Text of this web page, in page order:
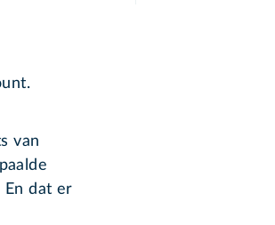
van
En dat er